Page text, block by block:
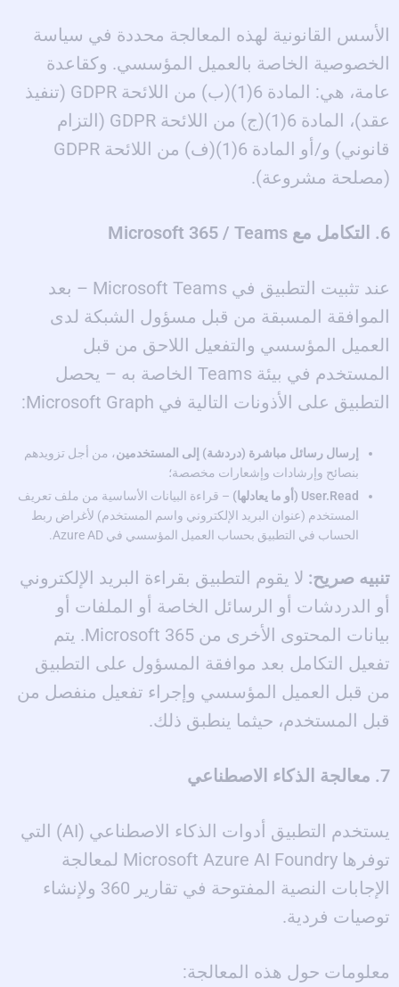
الأسس القانونية لهذه المعالجة محددة في سياسة
الخصوصية الخاصة بالعميل المؤسسي. وكقاعدة
عامة، هي: المادة 6(1)(ب) من اللائحة GDPR (تنفيذ
عقد)، المادة 6(1)(ج) من اللائحة GDPR (التزام
قانوني) و/أو المادة 6(1)(ف) من اللائحة GDPR
(مصلحة مشروعة).
6. التكامل مع Microsoft 365 / Teams
عند تثبيت التطبيق في Microsoft Teams – بعد
الموافقة المسبقة من قبل مسؤول الشبكة لدى
العميل المؤسسي والتفعيل اللاحق من قبل
المستخدم في بيئة Teams الخاصة به – يحصل
التطبيق على الأذونات التالية في Microsoft Graph:
إرسال رسائل مباشرة (دردشة) إلى المستخدمين، من أجل تزويدهم
بنصائح وإرشادات وإشعارات مخصصة؛
User.Read (أو ما يعادلها)
– قراءة البيانات الأساسية من ملف تعريف
المستخدم (عنوان البريد الإلكتروني واسم المستخدم) لأغراض ربط
الحساب في التطبيق بحساب العميل المؤسسي في Azure AD.
تنبيه صريح: لا يقوم التطبيق بقراءة البريد الإلكتروني
أو الدردشات أو الرسائل الخاصة أو الملفات أو
بيانات المحتوى الأخرى من Microsoft 365. يتم
تفعيل التكامل بعد موافقة المسؤول على التطبيق
من قبل العميل المؤسسي وإجراء تفعيل منفصل من
قبل المستخدم، حيثما ينطبق ذلك.
7. معالجة الذكاء الاصطناعي
يستخدم التطبيق أدوات الذكاء الاصطناعي (AI) التي
توفرها Microsoft Azure AI Foundry لمعالجة
الإجابات النصية المفتوحة في تقارير 360 ولإنشاء
توصيات فردية.
معلومات حول هذه المعالجة: